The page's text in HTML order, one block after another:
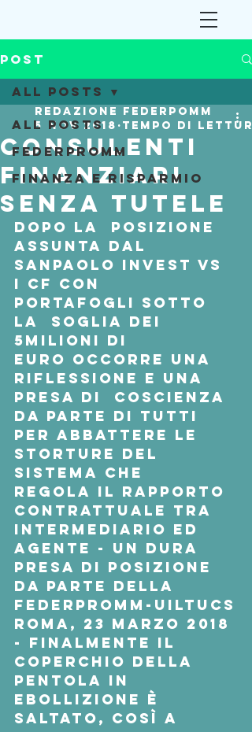
Post
All Posts
Federpromm
Finanza e Risparmio
All Posts
CONSULENTI
FINANZIARI
SENZA TUTELE
Redazione Federpomm
5 nov 2018 Tempo di
Dopo la  posizione
assunta dal
Sanpaolo Invest vs
i cf con
portafogli sotto
la  soglia dei
5milioni di
euro occorre una
riflessione e una
presa di  coscienza
da parte di tutti
per abbattere le
storture del
sistema che
regola il rapporto
contrattuale tra
intermediario ed
agente - Un dura
presa di posizione
da parte della
Federpromm-Uiltucs
Roma, 23 marzo 2018
- Finalmente il
coperchio della
pentola in
ebollizione è
saltato, così a